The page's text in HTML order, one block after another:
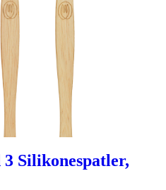
Silikonespatler,